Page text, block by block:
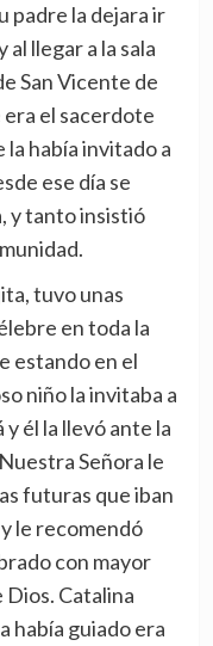
padre la dejara ir
al llegar a la sala
San Vicente de
era el sacerdote
la había invitado a
ese día se
y tanto insistió
tuvo unas
en toda la
estando en el
niño la invitaba a
y él la llevó ante la
Señora le
futuras que iban
le recomendó
con mayor
Catalina
había guiado era